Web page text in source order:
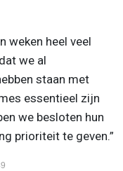
weken heel veel
we al
staan met
essentieel zijn
we besloten hun
prioriteit te geven.”